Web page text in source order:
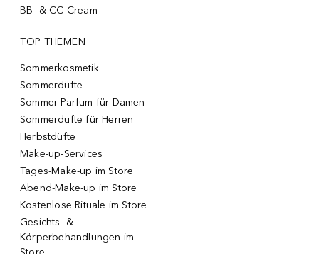
BB- & CC-Cream
TOP THEMEN
Sommerkosmetik
Sommerdüfte
Sommer Parfum für Damen
Sommerdüfte für Herren
Herbstdüfte
Make-up-Services
Tages-Make-up im Store
Abend-Make-up im Store
Kostenlose Rituale im Store
Gesichts- &
Körperbehandlungen im